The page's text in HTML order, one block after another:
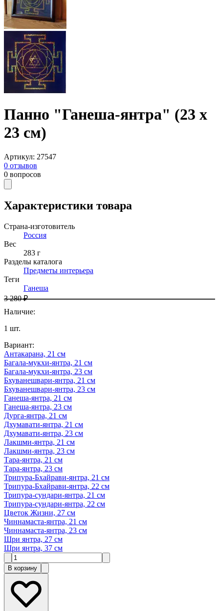
Панно "Ганеша-янтра" (23 х
23 см)
Артикул: 27547
0 отзывов
0 вопросов
Характеристики товара
Страна-изготовитель
Россия
Вес
283 г
Разделы каталога
Предметы интерьера
Теги
Ганеша
3 280 ₽
Наличие:
1 шт.
Вариант:
Антакарана, 21 см
Багала-мукхи-янтра, 21 см
Багала-мукхи-янтра, 23 см
Бхуванешвари-янтра, 21 см
Бхуванешвари-янтра, 23 см
Ганеша-янтра, 21 см
Ганеша-янтра, 23 см
Дурга-янтра, 21 см
Дхумавати-янтра, 21 см
Дхумавати-янтра, 23 см
Лакшми-янтра, 21 см
Лакшми-янтра, 23 см
Тара-янтра, 21 см
Тара-янтра, 23 см
Трипура-Бхайрави-янтра, 21 см
Трипура-Бхайрави-янтра, 22 см
Трипура-сундари-янтра, 21 см
Трипура-сундари-янтра, 22 см
Цветок Жизни, 27 см
Чиннамаста-янтра, 21 см
Чиннамаста-янтра, 23 см
Шри янтра, 27 см
Шри янтра, 37 см
В корзину